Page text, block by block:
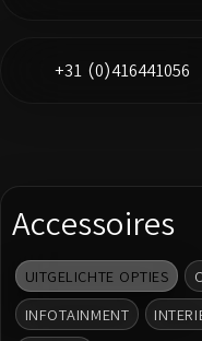
+31 (0)416441056
Accessoires
UITGELICHTE OPTIES
INFOTAINMENT